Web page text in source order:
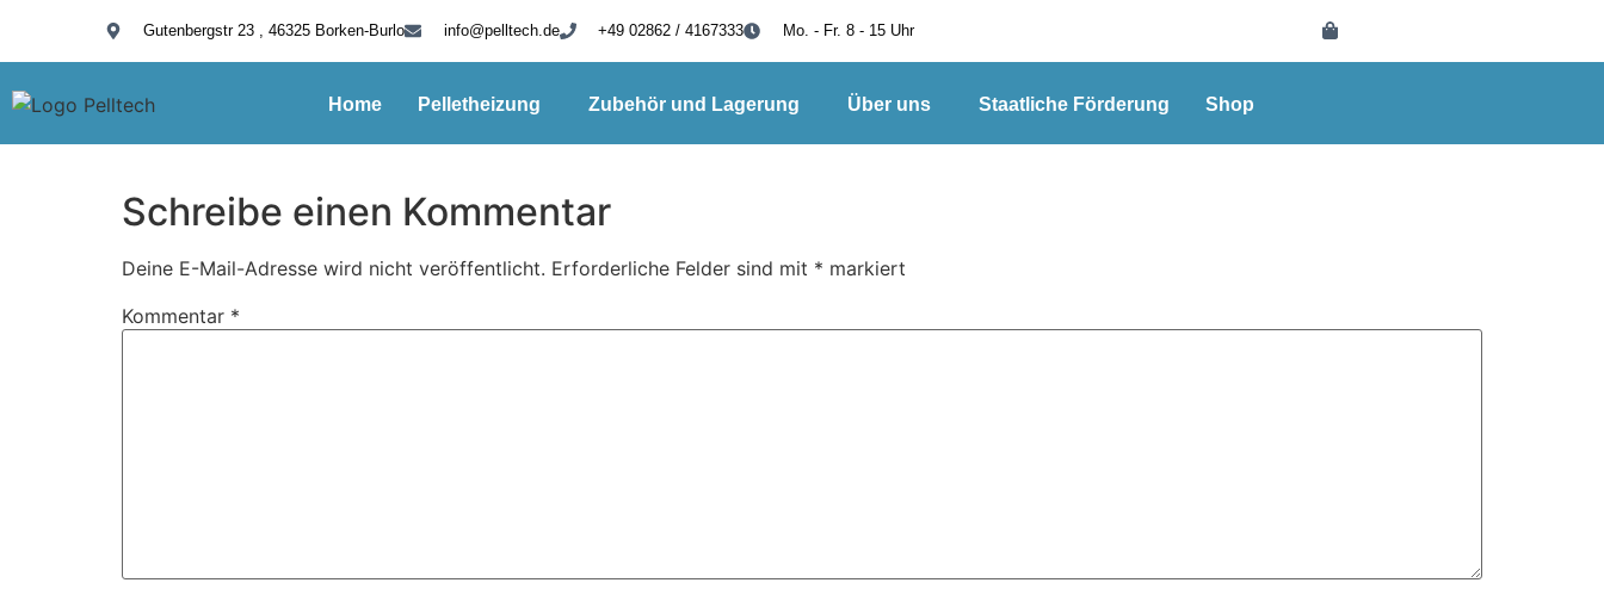
Gutenbergstr 23 , 46325 Borken-Burlo info@pelltech.de +49 02862 / 4167333 Mo. - Fr. 8 - 15 Uhr
Home Pelletheizung Zubehör und Lagerung Über uns Staatliche Förderung Shop
Schreibe einen Kommentar
Deine E-Mail-Adresse wird nicht veröffentlicht. Erforderliche Felder sind mit * markiert
Kommentar *